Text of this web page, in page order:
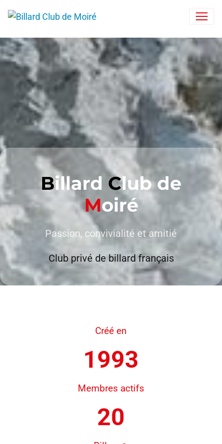
Billard Club de
Moiré
Passion, convivialité et amitié
Club privé de billard français
Créé en
1993
Membres actifs
20